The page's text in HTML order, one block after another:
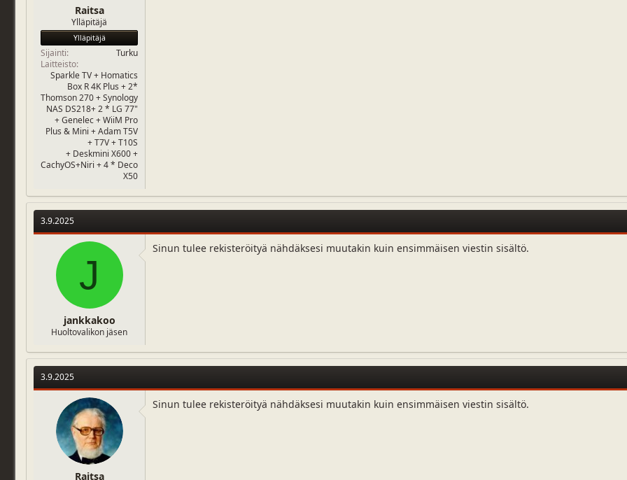
Raitsa
Ylläpitäjä
Ylläpitäjä
Sijainti
Turku
Laitteisto
Sparkle TV + Homatics
Box R 4K Plus + 2*
Thomson 270 + Synology
NAS DS218+ 2 * LG 77"
+ Genelec + WiiM Pro
Plus & Mini + Adam T5V
+ T7V + T10S
+ Deskmini X600 +
CachyOS+Niri + 4 * Deco
X50
3.9.2025
J
jankkakoo
Huoltovalikon jäsen
Sinun tulee rekisteröityä nähdäksesi muutakin kuin ensimmäisen viestin sisältö.
3.9.2025
Raitsa
Sinun tulee rekisteröityä nähdäksesi muutakin kuin ensimmäisen viestin sisältö.